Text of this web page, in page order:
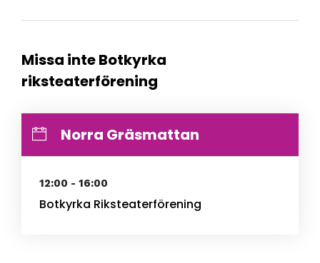
Missa inte Botkyrka
riksteaterförening
Norra Gräsmattan
12:00 - 16:00
Botkyrka Riksteaterförening